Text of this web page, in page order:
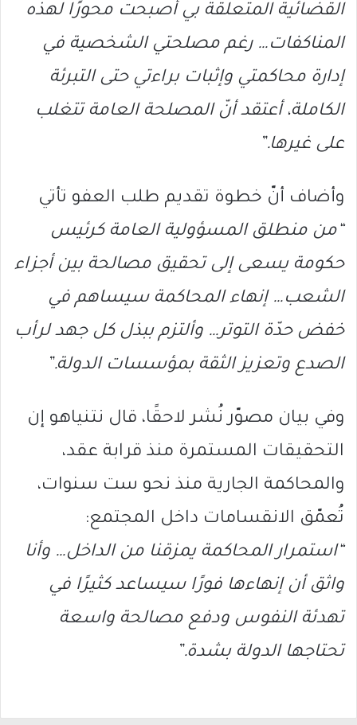
القضائية المتعلقة بي أصبحت محورًا لهذه
المناكفات… رغم مصلحتي الشخصية في
إدارة محاكمتي وإثبات براءتي حتى التبرئة
الكاملة، أعتقد أنّ المصلحة العامة تتغلب
على غيرها.”
وأضاف أنّ خطوة تقديم طلب العفو تأتي
“من منطلق المسؤولية العامة كرئيس
حكومة يسعى إلى تحقيق مصالحة بين أجزاء
الشعب… إنهاء المحاكمة سيساهم في
خفض حدّة التوتر… وألتزم ببذل كل جهد لرأب
الصدع وتعزيز الثقة بمؤسسات الدولة.”
وفي بيان مصوّر نُشر لاحقًا، قال نتنياهو إن
التحقيقات المستمرة منذ قرابة عقد،
والمحاكمة الجارية منذ نحو ست سنوات،
تُعمّق الانقسامات داخل المجتمع:
“استمرار المحاكمة يمزقنا من الداخل… وأنا
واثق أن إنهاءها فورًا سيساعد كثيرًا في
تهدئة النفوس ودفع مصالحة واسعة
تحتاجها الدولة بشدة.”